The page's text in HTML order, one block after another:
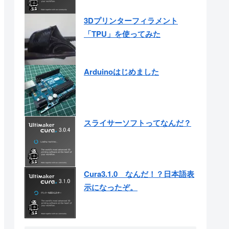
3Dプリンターフィラメント
「TPU」を使ってみた
Arduinoはじめました
スライサーソフトってなんだ？
Cura3.1.0 なんだ！？日本語表
示になったぞ。